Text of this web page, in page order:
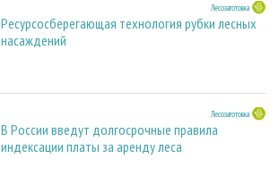
Лесозаготовка
Ресурсосберегающая технология рубки лесных
насаждений
Лесозаготовка
В России введут долгосрочные правила
индексации платы за аренду леса